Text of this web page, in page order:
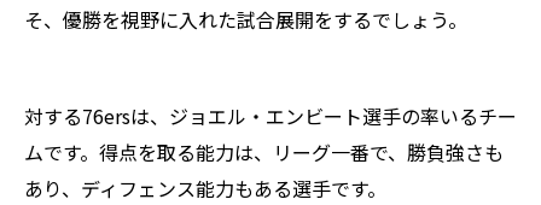
そ、優勝を視野に入れた試合展開をするでしょう。
対する76ersは、ジョエル・エンビート選手の率いるチー
ムです。得点を取る能力は、リーグ一番で、勝負強さも
あり、ディフェンス能力もある選手です。